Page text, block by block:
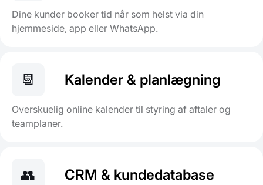
Dine kunder booker tid når som helst via din
hjemmeside, app eller WhatsApp.
📆 Kalender & planlægning
Overskuelig online kalender til styring af aftaler og
teamplaner.
👥 CRM & kundedatabase